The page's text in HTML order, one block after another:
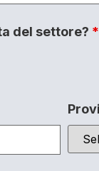
del settore? *